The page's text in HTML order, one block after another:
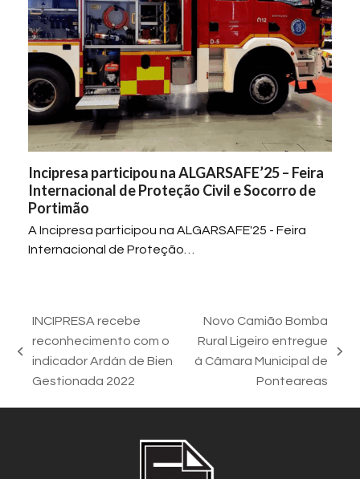
Incipresa participou na ALGARSAFE’25 – Feira
Internacional de Proteção Civil e Socorro de
Portimão
A Incipresa participou na ALGARSAFE'25 - Feira
Internacional de Proteção…
previous
post:
INCIPRESA recebe
reconhecimento com o
indicador Ardán de Bien
Gestionada 2022
next
Novo Camião Bomba
Rural Ligeiro entregue
à Câmara Municipal de
Ponteareas